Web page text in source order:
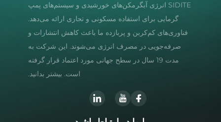
SIDITE انرژی آبگرمکن‌های خورشیدی و سیستم‌های پمپ
گرمایی برای استفاده مسکونی و تجاری ارائه می‌دهد.
فناوری‌های کم‌کربن و پربازده ما باعث کاهش انتشارات و
صرفه‌جویی در مصرف انرژی می‌شوند. این شرکت به
مدت 19 سال در سطح جهانی مورد اعتماد قرار گرفته
است. بیشتر بدانید.